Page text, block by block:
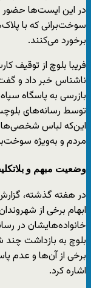
در این ایست‌ها
سوخت‌برانی که با
برخورد می‌کنند.
فریبا بلوچ از
ناشناس خبر داد و
بازرسی به پاسگاه
توسط رسانه‌های
این‌که لباس شخصی‌ها
مردم و به‌ویژه
وضعیت مبهم و
در هفته گذشته،
ابهام برخی از
خانواده‌هایشان در
بلوچ به بازداشت چند
برخی از آن‌ها و عدم
اشاره کرد.